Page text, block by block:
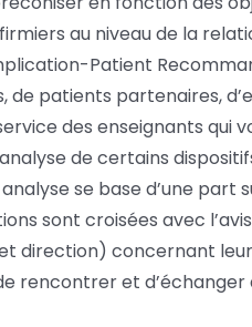
au niveau de la
Patient
patients partenaires,
des enseignants qui
de certains
se base d’une
sont croisées avec
direction) concernant
rencontrer et